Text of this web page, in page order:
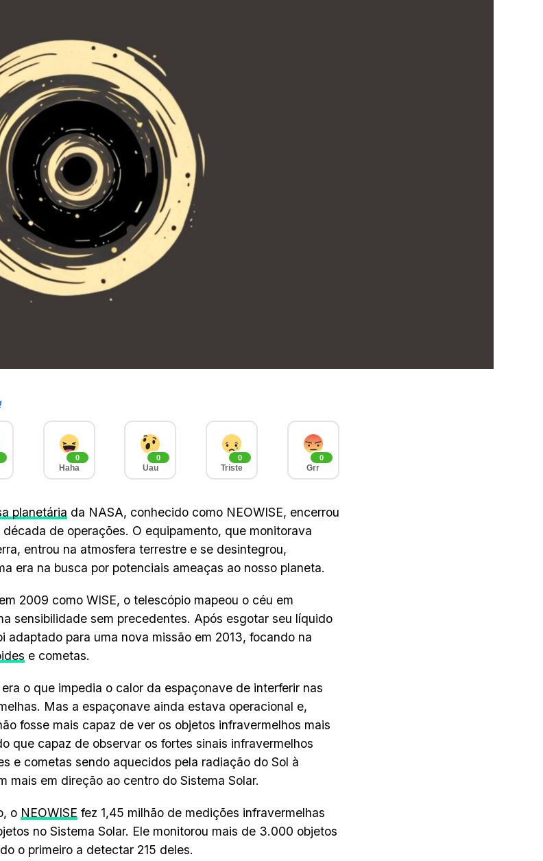
0
Haha
0
Uau
0
Triste
0
Grr
planetária da NASA, conhecido como NEOWISE, encerrou
de operações. O equipamento, que monitorava
entrou na atmosfera terrestre e se desintegrou,
era na busca por potenciais ameaças ao nosso planeta.
2009 como WISE, o telescópio mapeou o céu em
sensibilidade sem precedentes. Após esgotar seu líquido
adaptado para uma nova missão em 2013, focando na
e cometas.
o que impedia o calor da espaçonave de interferir nas
Mas a espaçonave ainda estava operacional e,
fosse mais capaz de ver os objetos infravermelhos mais
que capaz de observar os fortes sinais infravermelhos
e cometas sendo aquecidos pela radiação do Sol à
mais em direção ao centro do Sistema Solar.
o NEOWISE fez 1,45 milhão de medições infravermelhas
no Sistema Solar. Ele monitorou mais de 3.000 objetos
o primeiro a detectar 215 deles.